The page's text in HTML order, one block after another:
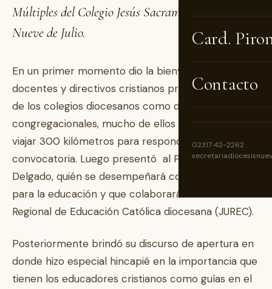
Card.
Contacto
02317 42-2262
Múltiples del Colegio Jesús Sacramentado de
Nueve de Julio.
En un primer momento dio la bienvenida a los
docentes y directivos cristianos procedentes tanto
de los colegios diocesanos como de los
congregacionales, mucho de ellos que tuvieron que
viajar 300 kilómetros para responder a la
convocatoria. Luego presentó al Padre Diego
Delgado, quién se desempeñará como delegado
para la educación y que colaborará con la Junta
Regional de Educación Católica diocesana (JUREC).
Posteriormente brindó su discurso de apertura en
donde hizo especial hincapié en la importancia que
tienen los educadores cristianos como guías en el